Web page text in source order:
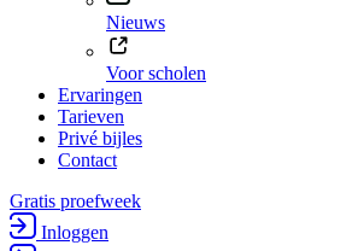
Nieuws
Voor scholen
Ervaringen
Tarieven
Privé bijles
Contact
Gratis proefweek
Inloggen